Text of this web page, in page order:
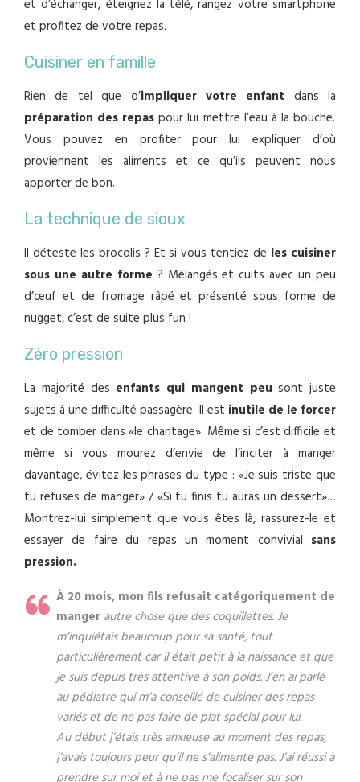
et d’échanger, éteignez la télé, rangez votre smartphone
et profitez de votre repas.
Cuisiner en famille
Rien de tel que d’impliquer votre enfant dans la
préparation des repas pour lui mettre l’eau à la bouche.
Vous pouvez en profiter pour lui expliquer d’où
proviennent les aliments et ce qu’ils peuvent nous
apporter de bon.
La technique de sioux
Il déteste les brocolis ? Et si vous tentiez de les cuisiner
sous une autre forme ? Mélangés et cuits avec un peu
d’œuf et de fromage râpé et présenté sous forme de
nugget, c’est de suite plus fun !
Zéro pression
La majorité des enfants qui mangent peusont juste
sujets à une difficulté passagère. Il est inutile de le forcer
et de tomber dans «le chantage». Même si c’est difficile et
même si vous mourez d’envie de l’inciter à manger
davantage, évitez les phrases du type : «Je suis triste que
tu refuses de manger» / «Si tu finis tu auras un dessert»…
Montrez-lui simplement que vous êtes là, rassurez-le et
essayer de faire du repas un moment convivial sans
pression.
À 20 mois, mon fils refusait catégoriquement de
manger autre chose que des coquillettes. Je
m’inquiétais beaucoup pour sa santé, tout
particulièrement car il était petit à la naissance et que
je suis depuis très attentive à son poids. J’en ai parlé
au pédiatre qui m’a conseillé de cuisiner des repas
variés et de ne pas faire de plat spécial pour lui.
Au début j’étais très anxieuse au moment des repas,
j’avais toujours peur qu’il ne s’alimente pas. J’ai réussi à